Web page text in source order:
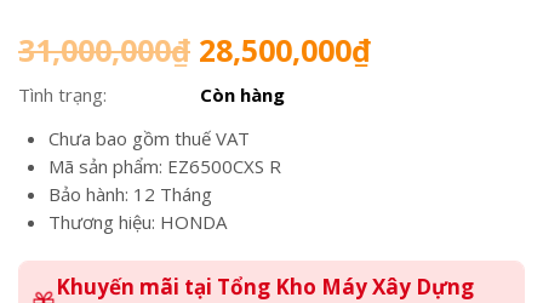
31,000,000₫ Giá
gốc
là:
31,000,000₫.
28,500,000₫Giá
Tình trạng:
Còn hàng
Chưa bao gồm thuế VAT
Mã sản phẩm: EZ6500CXS R
Bảo hành: 12 Tháng
Thương hiệu: HONDA
Khuyến mãi tại Tổng Kho Máy Xây Dựng